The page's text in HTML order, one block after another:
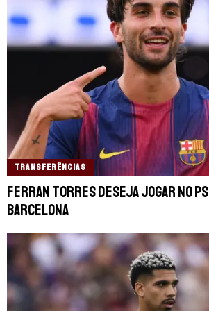
TRANSFERÊNCIAS
Ferran Torres deseja jogar no
Barcelona